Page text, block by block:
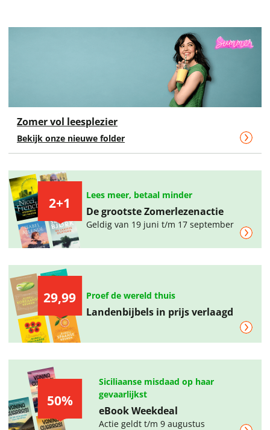
Zomer vol leesplezier
Bekijk onze nieuwe folder
2+1
Lees meer, betaal minder
De grootste Zomerlezenactie
Geldig van 19 juni t/m 17 september
29,99 Proef de wereld thuis
Landenbijbels in prijs verlaagd
50%
Siciliaanse misdaad op haar
gevaarlijkst
eBook Weekdeal
Actie geldt t/m 9 augustus